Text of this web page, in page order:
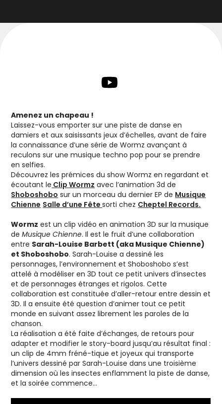
Amenez un chapeau !
Laissez-vous emporter sur une piste de danse en
damiers et aux saisissants jeux d’échelles, avant de faire
la connaissance d’une série de Wormz avançant à
reculons sur une musique techno pop pour se prendre
en selfies.
Découvrez les prémices du show Wormz en regardant et
écoutant le Clip Wormz avec l’animation 3d de
Shoboshobo sur un morceau du dernier EP de Musique
Chienne Salle d’une Fêtesorti chez Cheptel Records.
Wormz est un clip vidéo en animation 3D sur la musique
deMusique Chienne. Il est le fruit d’une collaboration
entre Sarah-Louise Barbett (aka Musique Chienne)
et Shoboshobo. Sarah-Louise a dessiné les
personnages, l’environnement et Shoboshobo s’est
attelé à modéliser en 3D tout ce petit univers d’insectes
et de personnages étranges et rigolos. Cette
collaboration est constituée d’aller-retour entre dessin et
3D. Il a ensuite été question d’animer tout ce petit
monde en suivant assez librement les paroles de la
chanson.
La réalisation a été faite d’échanges, de retours pour
adapter et modifier le story-board jusqu’au résultat final :
un clip de 4mm fréné-tique et joyeux qui transporte
l’univers dessiné par Sarah-Louise dans une troisième
dimension où les insectes enflamment la piste de danse,
et la soirée commence…